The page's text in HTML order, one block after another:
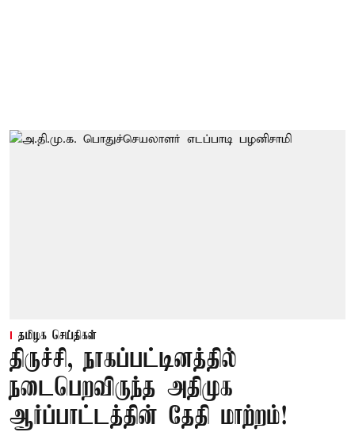
தமிழக செய்திகள்
திருச்சி, நாகப்பட்டினத்தில்
நடைபெறவிருந்த அதிமுக
ஆர்ப்பாட்டத்தின் தேதி மாற்றம்!